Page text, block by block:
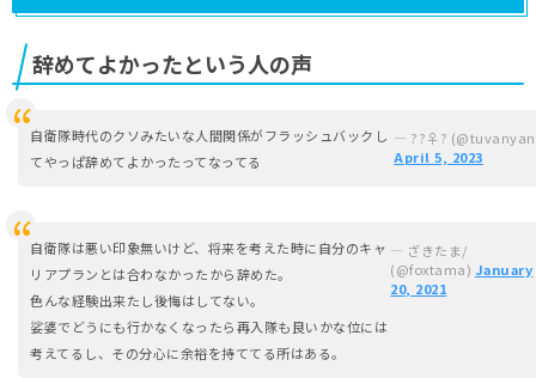
辞めてよかったという人の声
自衛隊時代のクソみたいな人間関係がフラッシュバックし
てやっぱ辞めてよかったってなってる
— ??‍♀️?
April 5, 2023
自衛隊は悪い印象無いけど、将来を考えた時に自分のキャ
リアプランとは合わなかったから辞めた。
色んな経験出来たし後悔はしてない。
娑婆でどうにも行かなくなったら再入隊も良いかな位には
考えてるし、その分心に余裕を持ててる所はある。
— ざきたま/
(@foxtama) January
20, 2021